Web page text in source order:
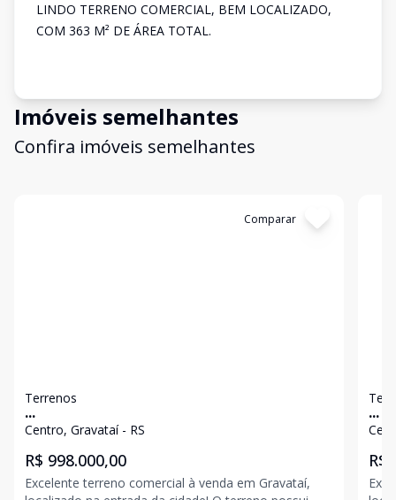
LINDO TERRENO COMERCIAL, BEM LOCALIZADO,
COM 363 M² DE ÁREA TOTAL.
Imóveis semelhantes
Confira imóveis semelhantes
Comparar
Terrenos
...
Centro, Gravataí - RS
R$ 998.000,00
Excelente terreno comercial à venda em Gravataí,
...
R$